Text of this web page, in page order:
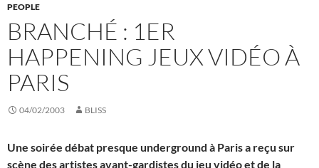
PEOPLE
BRANCHÉ : 1ER
HAPPENING JEUX VIDÉO À
PARIS
04/02/2003 BLISS
Une soirée débat presque underground à Paris a reçu sur
scène des artistes avant-gardistes du jeu vidéo et de la